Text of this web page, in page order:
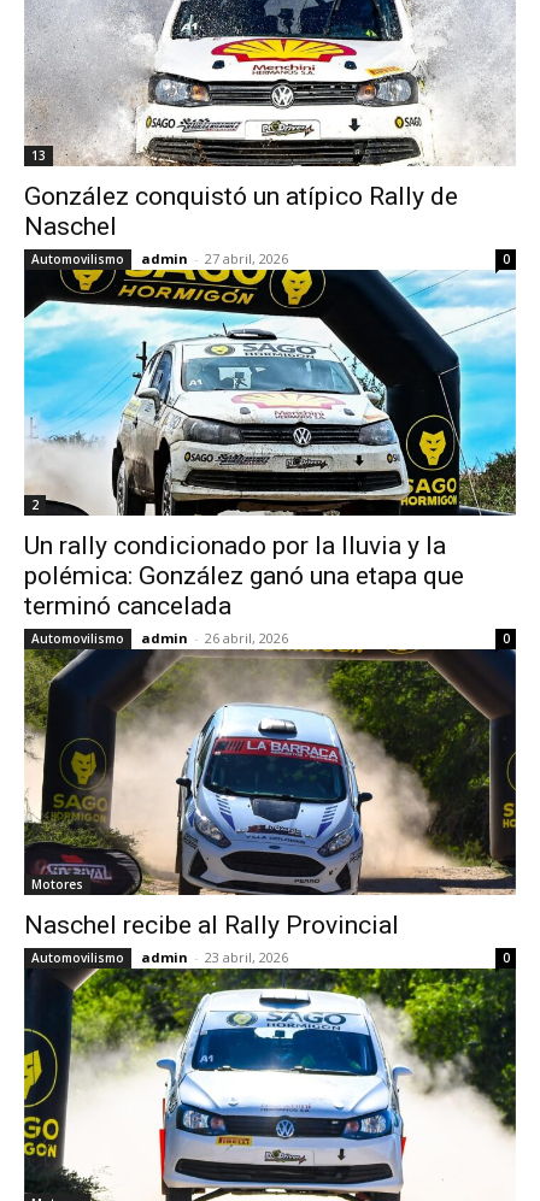
13
González conquistó un atípico Rally de
Naschel
Automovilismo admin - 27 abril, 2026 0
2
Un rally condicionado por la lluvia y la
polémica: González ganó una etapa que
terminó cancelada
Automovilismo admin - 26 abril, 2026 0
Motores
Naschel recibe al Rally Provincial
Automovilismo admin - 23 abril, 2026 0